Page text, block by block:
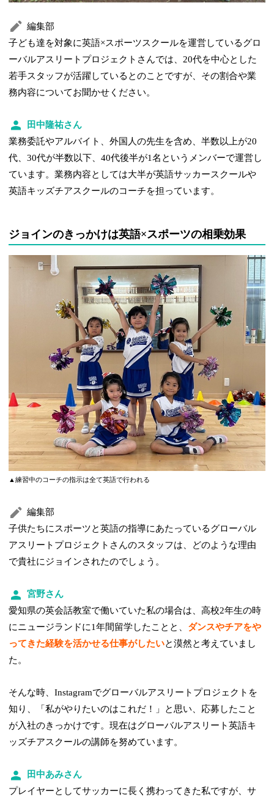
編集部
子ども達を対象に英語×スポーツスクールを運営しているグロ
ーバルアスリートプロジェクトさんでは、20代を中心とした
若手スタッフが活躍しているとのことですが、その割合や業
務内容についてお聞かせください。
田中隆祐さん
業務委託やアルバイト、外国人の先生を含め、半数以上が20
代、30代が半数以下、40代後半が1名というメンバーで運営し
ています。業務内容としては大半が英語サッカースクールや
英語キッズチアスクールのコーチを担っています。
ジョインのきっかけは英語×スポーツの相乗効果
▲練習中のコーチの指示は全て英語で行われる
編集部
子供たちにスポーツと英語の指導にあたっているグローバル
アスリートプロジェクトさんのスタッフは、どのような理由
で貴社にジョインされたのでしょう。
宮野さん
愛知県の英会話教室で働いていた私の場合は、高校2年生の時
にニュージランドに1年間留学したことと、 ダンスやチアをや
ってきた経験を活かせる仕事がしたいと漠然と考えていまし
た。
そんな時、Instagramでグローバルアスリートプロジェクトを
知り、「私がやりたいのはこれだ！」と思い、応募したこと
が入社のきっかけです。現在はグローバルアスリート英語キ
ッズチアスクールの講師を努めています。
田中あみさん
プレイヤーとしてサッカーに長く携わってきた私ですが、サ